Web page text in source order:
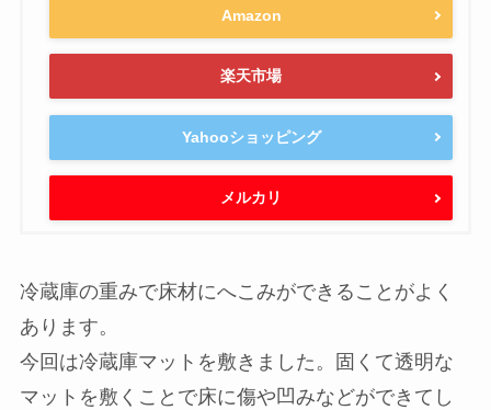
Amazon
楽天市場
Yahooショッピング
メルカリ
冷蔵庫の重みで床材にへこみができることがよく
あります。
今回は冷蔵庫マットを敷きました。固くて透明な
マットを敷くことで床に傷や凹みなどができてし